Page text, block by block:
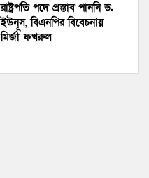
রাষ্ট্রপতি পদে প্রস্তাব পাননি ড.
ইউনূস, বিএনপির বিবেচনায়
মির্জা ফখরুল